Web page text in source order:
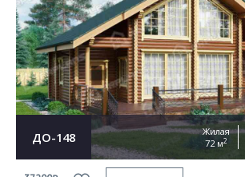
ДО-148
Жилая
72 м2